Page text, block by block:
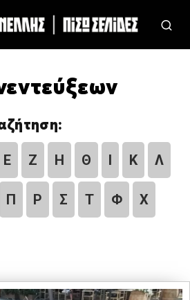
Ε Ζ Η Θ Ι Κ Λ
Π Ρ Σ Τ Φ Χ